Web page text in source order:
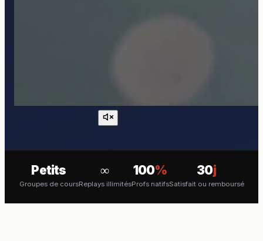
Petits
Groupes de cours
∞
Replays illimités
100%
Profs natifs
30j
Satisfait ou remboursé